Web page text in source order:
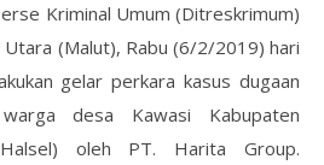
Kriminal Umum (Ditreskrimum)
Utara (Malut), Rabu (6/2/2019) hari
gelar perkara kasus dugaan
desa Kawasi Kabupaten
oleh PT. Harita Group.